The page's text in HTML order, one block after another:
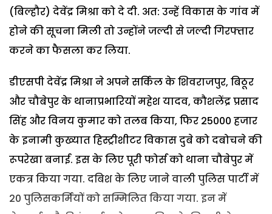
(बिल्हौर) देवेंद्र मिश्रा को दे दी. अत: उन्हें विकास के गांव में
होने की सूचना मिली तो उन्होंने जल्दी से जल्दी गिरफ्तार
करने का फैसला कर लिया.
डीएसपी देवेंद्र मिश्रा ने अपने सर्किल के शिवराजपुर, बिठूर
और चौबेपुर के थानाप्रभारियों महेश यादव, कौशलेंद्र प्रसाद
सिंह और विनय कुमार को तलब किया, फिर 25000 हजार
के इनामी कुख्यात हिस्ट्रीशीटर विकास दुबे को दबोचने की
रूपरेखा बनाई. इस के लिए पूरी फोर्स को थाना चौबेपुर में
एकत्र किया गया. दबिश के लिए जाने वाली पुलिस पार्टी में
20 पुलिसकर्मियों को सम्मिलित किया गया. इन में